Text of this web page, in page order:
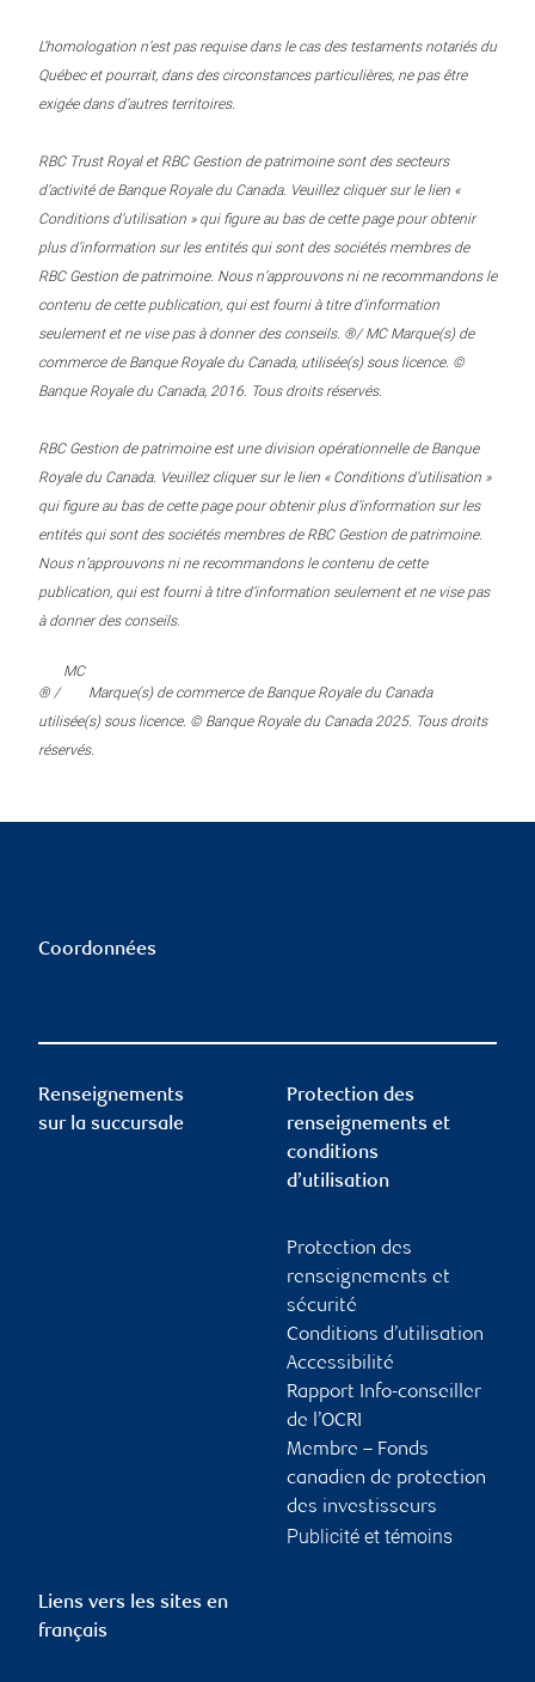
L’homologation n’est pas requise dans le cas des testaments notariés du
Québec et pourrait, dans des circonstances particulières, ne pas être
exigée dans d’autres territoires.
RBC Trust Royal et RBC Gestion de patrimoine sont des secteurs
d’activité de Banque Royale du Canada. Veuillez cliquer sur le lien «
Conditions d’utilisation » qui figure au bas de cette page pour obtenir
plus d’information sur les entités qui sont des sociétés membres de
RBC Gestion de patrimoine. Nous n’approuvons ni ne recommandons le
contenu de cette publication, qui est fourni à titre d’information
seulement et ne vise pas à donner des conseils. ®/ MC Marque(s) de
commerce de Banque Royale du Canada, utilisée(s) sous licence. ©
Banque Royale du Canada, 2016. Tous droits réservés.
RBC Gestion de patrimoine est une division opérationnelle de Banque
Royale du Canada. Veuillez cliquer sur le lien « Conditions d’utilisation »
qui figure au bas de cette page pour obtenir plus d’information sur les
entités qui sont des sociétés membres de RBC Gestion de patrimoine.
Nous n’approuvons ni ne recommandons le contenu de cette
publication, qui est fourni à titre d’information seulement et ne vise pas
à donner des conseils.
® /
MC
Marque(s) de commerce de Banque Royale du Canada
utilisée(s) sous licence. © Banque Royale du Canada 2025. Tous droits
réservés.
Coordonnées
Renseignements
sur la succursale
Protection des
renseignements et
conditions
d’utilisation
Protection des
renseignements et
sécurité
Conditions d’utilisation
Accessibilité
Rapport Info-conseiller
de l’OCRI
Membre – Fonds
canadien de protection
des investisseurs
Publicité et témoins
Liens vers les sites en
français